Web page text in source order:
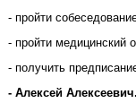
- пройти
- пройти медицинский
- получить
- Алексей